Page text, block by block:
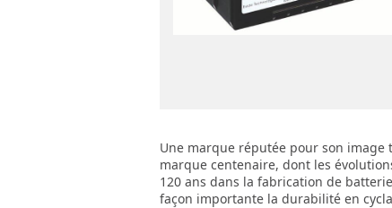
Une marque réputée pour son
marque centenaire, dont les
120 ans dans la fabrication de
façon importante la durabilité en